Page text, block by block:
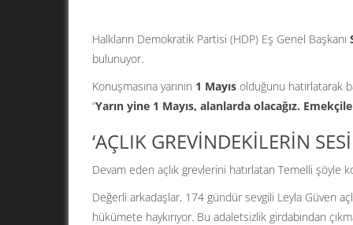
Halkların Demokratik Partisi (HDP) Eş Genel Başkanı
bulunuyor.
Konuşmasına yarının 1 Mayıs olduğunu hatırlatarak
“Yarın yine 1 Mayıs, alanlarda olacağız.
‘AÇLIK GREVİNDEKİLERİN
Devam eden açlık grevlerini hatırlatan Temelli şöyle
Değerli arkadaşlar, 174 gündür sevgili Leyla Güven
hükümete haykırıyor. Bu adaletsizlik girdabından